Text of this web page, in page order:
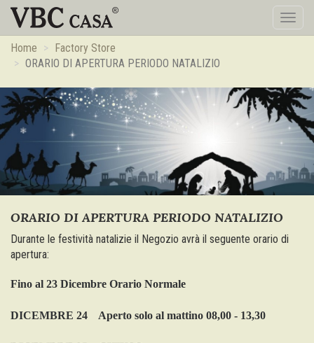
Home
Factory Store
ORARIO DI APERTURA PERIODO NATALIZIO
ORARIO DI APERTURA PERIODO NATALIZIO
Durante le festività natalizie il Negozio avrà il seguente orario di
apertura:
Fino al 23 Dicembre Orario Normale
DICEMBRE 24 Aperto solo al mattino 08,00 - 13,30